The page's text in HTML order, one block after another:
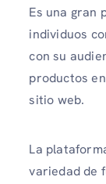
Es una gran
individuos
con su
productos
sitio web.
La
variedad de